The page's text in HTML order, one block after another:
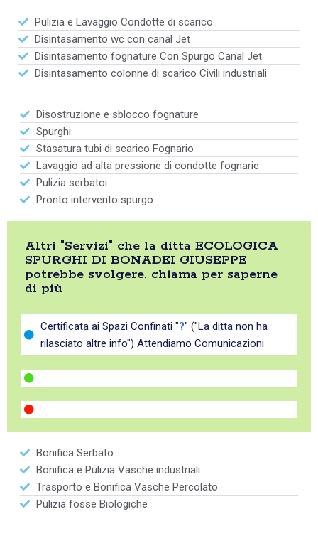
Pulizia e Lavaggio Condotte di scarico
Disintasamento wc con canal Jet
Disintasamento fognature Con Spurgo Canal Jet
Disintasamento colonne di scarico Civili industriali
Disostruzione e sblocco fognature
Spurghi
Stasatura tubi di scarico Fognario
Lavaggio ad alta pressione di condotte fognarie
Pulizia serbatoi
Pronto intervento spurgo
Altri "Servizi" che la ditta ECOLOGICA
SPURGHI DI BONADEI GIUSEPPE
potrebbe svolgere, chiama per saperne
di più
Certificata ai Spazi Confinati "?" ("La ditta non ha
rilasciato altre info") Attendiamo Comunicazioni
Bonifica Serbato
Bonifica e Pulizia Vasche industriali
Trasporto e Bonifica Vasche Percolato
Pulizia fosse Biologiche